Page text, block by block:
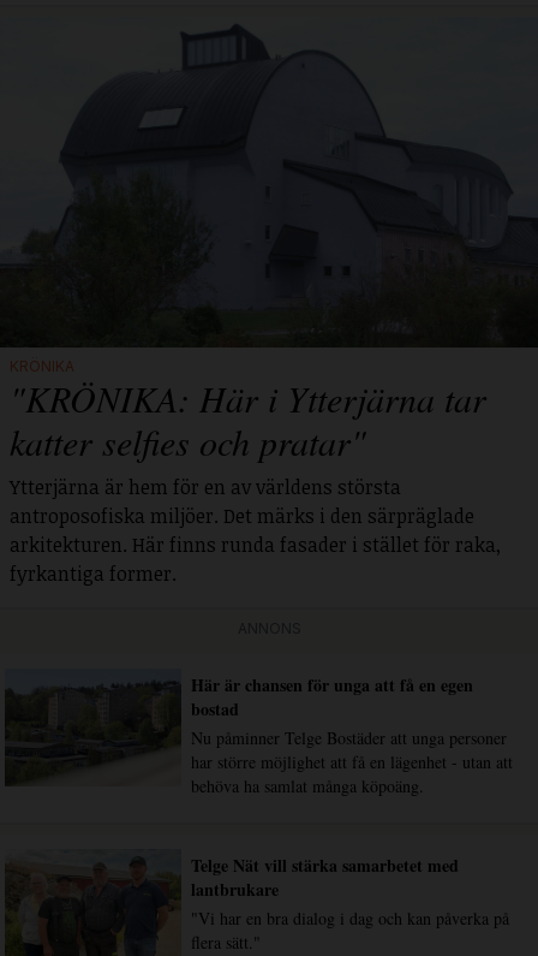
KRÖNIKA
"KRÖNIKA: Här i Ytterjärna tar
katter selfies och pratar"
Ytterjärna är hem för en av världens största
antroposofiska miljöer. Det märks i den särpräglade
arkitekturen. Här finns runda fasader i stället för raka,
fyrkantiga former.
Här är chansen för unga att få en egen
bostad
Nu påminner Telge Bostäder att unga personer
har större möjlighet att få en lägenhet - utan att
behöva ha samlat många köpoäng.
Telge Nät vill stärka samarbetet med
lantbrukare
"Vi har en bra dialog i dag och kan påverka på
flera sätt."